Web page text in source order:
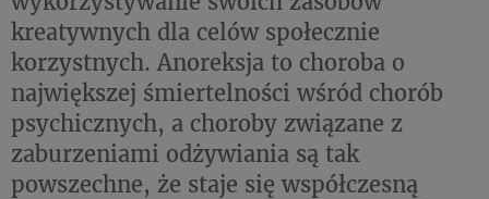
kreatywnych dla celów społecznie
korzystnych. Anoreksja to choroba o
największej śmiertelności wśród chorób
psychicznych, a choroby związane z
zaburzeniami odżywiania są tak
powszechne, że staje się współczesną